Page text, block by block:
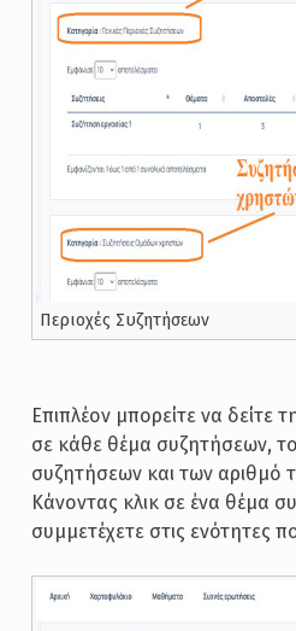
Περιοχές Συζητήσεων
Επιπλέον μπορείτε να δείτε
σε κάθε θέμα συζητήσεων,
συζητήσεων και των αριθμό
Κάνοντας κλικ σε ένα θέμα
συμμετέχετε στις ενότητες